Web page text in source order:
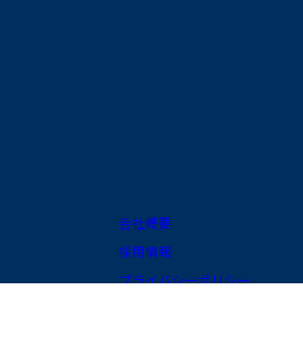
会社概要
採用情報
プライバシーポリシー